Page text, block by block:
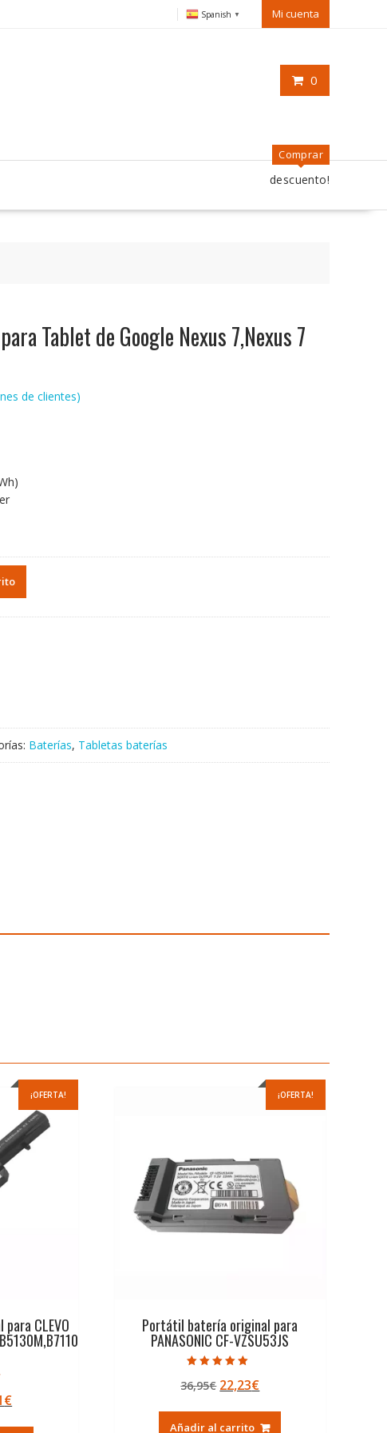
Spanish ▼ Mi cuenta
0
Comprar
descuento!
Tablet de Google Nexus 7,Nexus 7
de clientes)
Baterías, Tabletas baterías
¡OFERTA!
CLEVO
€El
¡OFERTA!
Portátil batería original para
PANASONIC CF-VZSU53JS
5.00
de 5
36,95€ El
original
22,23€El
actual
Añadir al carrito